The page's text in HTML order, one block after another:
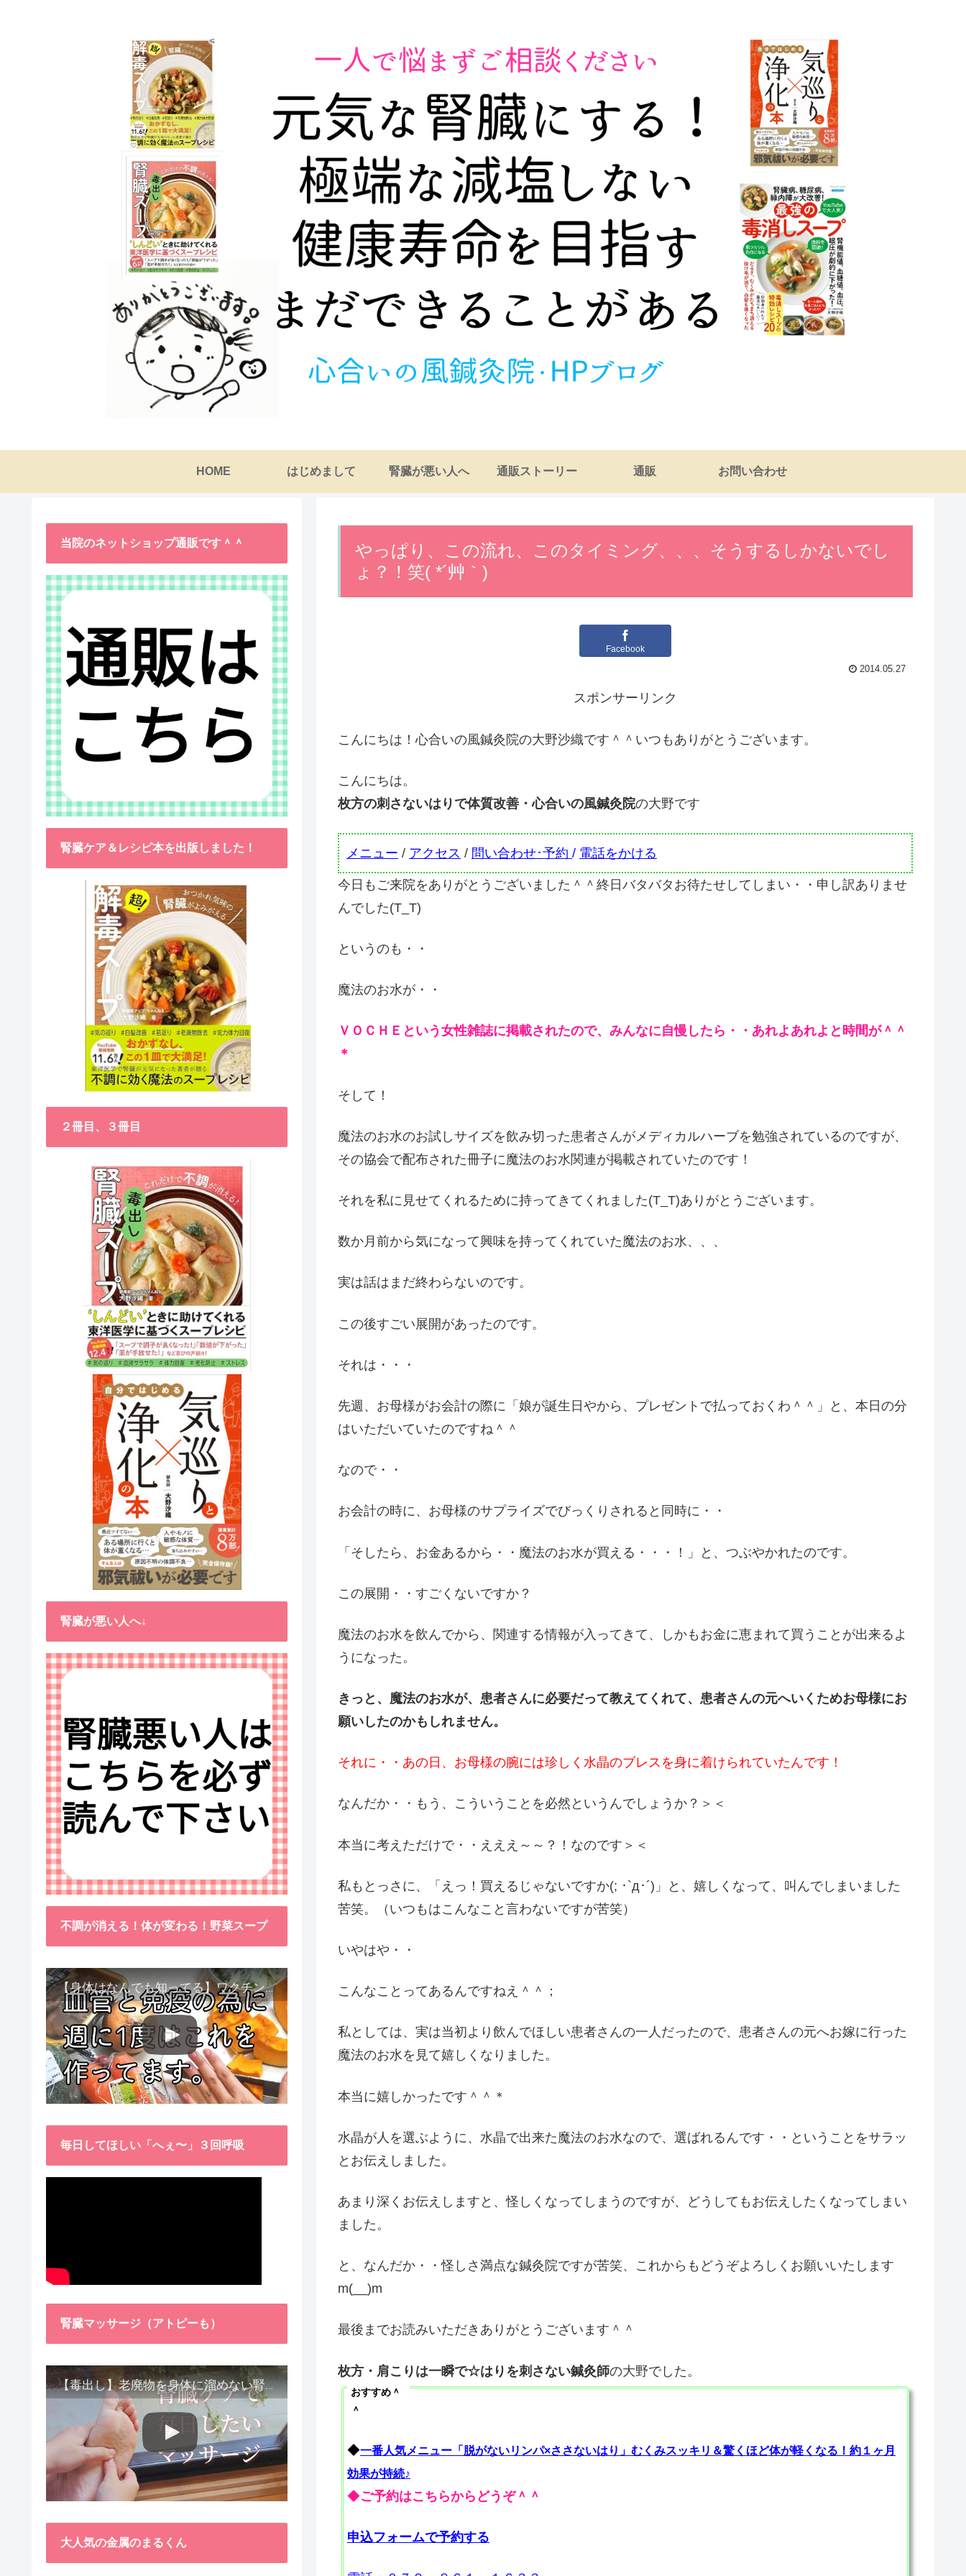
HOME はじめまして 腎臓が悪い人へ 通販ストーリー 通販 お問い合わせ
やっぱり、この流れ、このタイミング、、、そうするしかないでし
ょ？！笑( *´艸｀)
Facebook
2014.05.27
スポンサーリンク
こんにちは！心合いの風鍼灸院の大野沙織です＾＾いつもありがとうございます。
こんにちは。
枚方の刺さないはりで体質改善・心合いの風鍼灸院の大野です
メニュー / アクセス / 問い合わせ･予約 / 電話をかける
今日もご来院をありがとうございました＾＾終日バタバタお待たせしてしまい・・申し訳ありませ
んでした(T_T)
というのも・・
魔法のお水が・・
ＶＯＣＨＥという女性雑誌に掲載されたので、みんなに自慢したら・・あれよあれよと時間が＾＾
＊
そして！
魔法のお水のお試しサイズを飲み切った患者さんがメディカルハーブを勉強されているのですが、
その協会で配布された冊子に魔法のお水関連が掲載されていたのです！
それを私に見せてくれるために持ってきてくれました(T_T)ありがとうございます。
数か月前から気になって興味を持ってくれていた魔法のお水、、、
実は話はまだ終わらないのです。
この後すごい展開があったのです。
それは・・・
先週、お母様がお会計の際に「娘が誕生日やから、プレゼントで払っておくわ＾＾」と、本日の分
はいただいていたのですね＾＾
なので・・
お会計の時に、お母様のサプライズでびっくりされると同時に・・
「そしたら、お金あるから・・魔法のお水が買える・・・！」と、つぶやかれたのです。
この展開・・すごくないですか？
魔法のお水を飲んでから、関連する情報が入ってきて、しかもお金に恵まれて買うことが出来るよ
うになった。
きっと、魔法のお水が、患者さんに必要だって教えてくれて、患者さんの元へいくためお母様にお
願いしたのかもしれません。
それに・・あの日、お母様の腕には珍しく水晶のブレスを身に着けられていたんです！
なんだか・・もう、こういうことを必然というんでしょうか？＞＜
本当に考えただけで・・えええ～～？！なのです＞＜
私もとっさに、「えっ！買えるじゃないですか(; ･`д･´)」と、嬉しくなって、叫んでしまいました
苦笑。（いつもはこんなこと言わないですが苦笑）
いやはや・・
こんなことってあるんですねえ＾＾；
私としては、実は当初より飲んでほしい患者さんの一人だったので、患者さんの元へお嫁に行った
魔法のお水を見て嬉しくなりました。
本当に嬉しかったです＾＾＊
水晶が人を選ぶように、水晶で出来た魔法のお水なので、選ばれるんです・・ということをサラッ
とお伝えしました。
あまり深くお伝えしますと、怪しくなってしまうのですが、どうしてもお伝えしたくなってしまい
ました。
と、なんだか・・怪しさ満点な鍼灸院ですが苦笑、これからもどうぞよろしくお願いいたします
m(__)m
最後までお読みいただきありがとうございます＾＾
枚方・肩こりは一瞬で☆はりを刺さない鍼灸師の大野でした。
おすすめ＾
＾
◆一番人気メニュー「脱がないリンパ×ささないはり」むくみスッキリ＆驚くほど体が軽くなる！約１ヶ月
効果が持続♪
◆ご予約はこちらからどうぞ＾＾
申込フォームで予約する
当院のネットショップ通販です＾＾
腎臓ケア＆レシピ本を出版しました！
２冊目、３冊目
腎臓が悪い人へ↓
不調が消える！体が変わる！野菜スープ
【身体はなんでも知ってる】ワクチン接種後、異常に食べたくなった野菜が細胞回復に貢献してくれました。
毎日してほしい「へぇ〜」３回呼吸
腎臓マッサージ（アトピーも）
【毒出し】老廃物を身体に溜めない腎臓ケア４種をご紹介します。
大人気の金属のまるくん